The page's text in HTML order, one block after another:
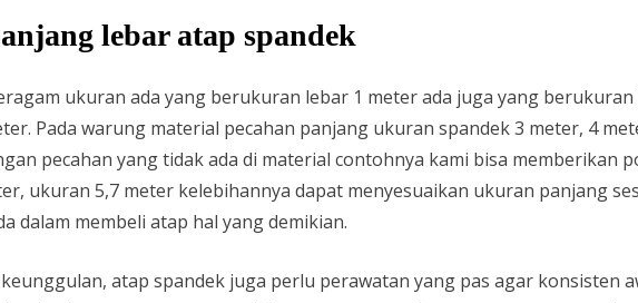
lebar atap spandek
ukuran ada yang berukuran lebar 1 meter ada juga yang
Pada warung material pecahan panjang ukuran spandek 3 meter, 4
pecahan yang tidak ada di material contohnya kami bisa memberikan
ukuran 5,7 meter kelebihannya dapat menyesuaikan ukuran panjang
dalam membeli atap hal yang demikian.
atap spandek juga perlu perawatan yang pas agar konsisten